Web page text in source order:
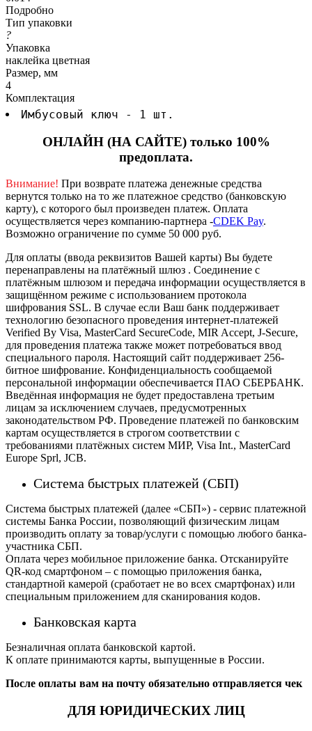
Подробно
Тип упаковки
?
Упаковка
наклейка цветная
Размер, мм
4
Комплектация
Имбусовый ключ - 1 шт.
ОНЛАЙН (НА САЙТЕ) только 100%
предоплата.
Внимание! При возврате платежа денежные средства
вернутся только на то же платежное средство (банковскую
карту), с которого был произведен платеж. Оплата
осуществляется через компанию-партнера -CDEK Pay.
Возможно ограничение по сумме 50 000 руб.
Для оплаты (ввода реквизитов Вашей карты) Вы будете
перенаправлены на платёжный шлюз . Соединение с
платёжным шлюзом и передача информации осуществляется в
защищённом режиме с использованием протокола
шифрования SSL. В случае если Ваш банк поддерживает
технологию безопасного проведения интернет-платежей
Verified By Visa, MasterCard SecureCode, MIR Accept, J-Secure,
для проведения платежа также может потребоваться ввод
специального пароля. Настоящий сайт поддерживает 256-
битное шифрование. Конфиденциальность сообщаемой
персональной информации обеспечивается ПАО СБЕРБАНК.
Введённая информация не будет предоставлена третьим
лицам за исключением случаев, предусмотренных
законодательством РФ. Проведение платежей по банковским
картам осуществляется в строгом соответствии с
требованиями платёжных систем МИР, Visa Int., MasterCard
Europe Sprl, JCB.
Система быстрых платежей (СБП)
Система быстрых платежей (далее «СБП») - сервис платежной
системы Банка России, позволяющий физическим лицам
производить оплату за товар/услуги с помощью любого банка-
участника СБП.
Оплата через мобильное приложение банка. Отсканируйте
QR-код смартфоном – с помощью приложения банка,
стандартной камерой (сработает не во всех смартфонах) или
специальным приложением для сканирования кодов.
Банковская карта
Безналичная оплата банковской картой.
К оплате принимаются карты, выпущенные в России.
После оплаты вам на почту обязательно отправляется чек
ДЛЯ ЮРИДИЧЕСКИХ ЛИЦ